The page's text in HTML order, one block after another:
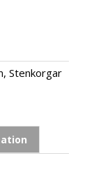
, Stenkorgar